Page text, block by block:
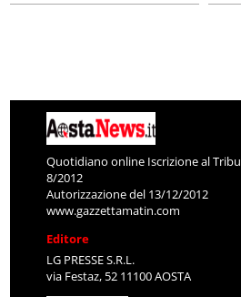
Quotidiano online Iscrizione al
8/2012
Autorizzazione del 13/12/2012
www.gazzettamatin.com
Editore
LG PRESSE S.R.L.
via Festaz, 52 11100 AOSTA